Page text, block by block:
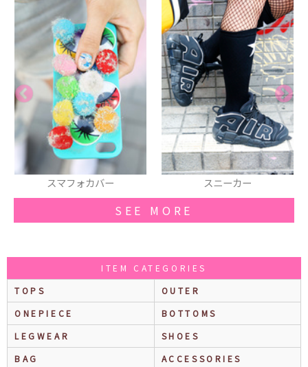
スニーカー
SEE MORE
ITEM CATEGORIES
TOPS
OUTER
ONEPIECE
BOTTOMS
LEGWEAR
SHOES
BAG
ACCESSORIES